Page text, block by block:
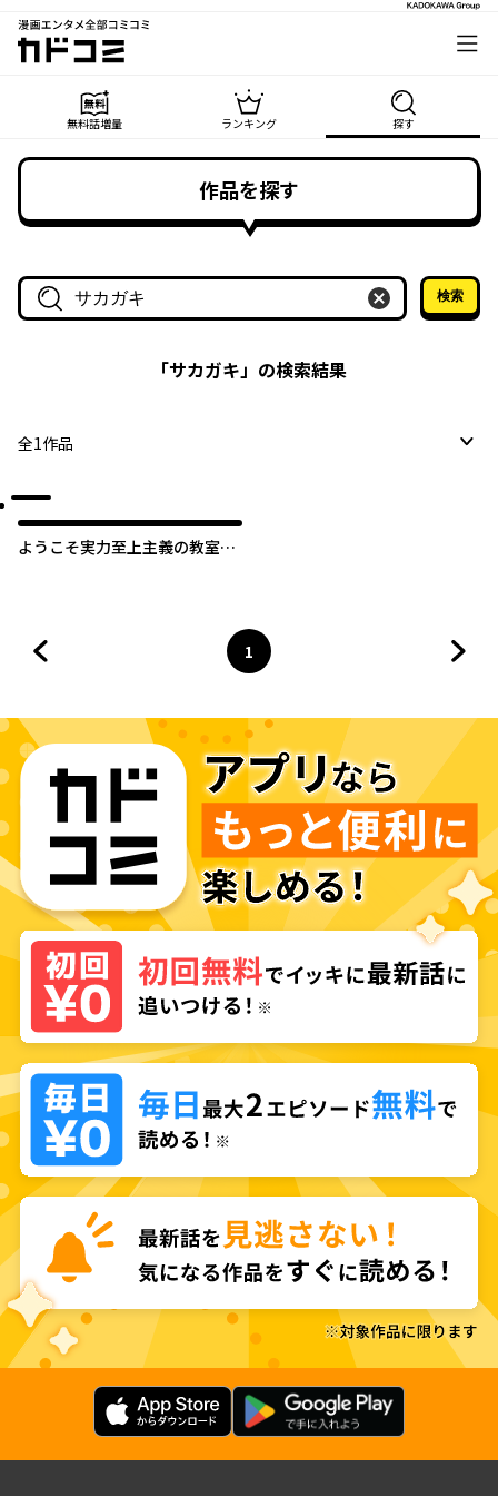
漫画エンタメ全部コミコミ
カドコミ
無料話増量 ランキング 探す
作品を探す
作品名・作家名で探す
検索
「サカガキ」の検索結果
全1作品
ようこそ実力至上主義の教室へ
ページ
1
へ